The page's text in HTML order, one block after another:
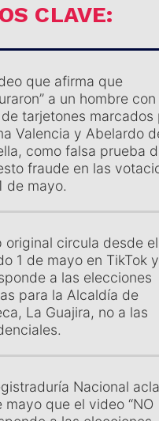
CLAVE:
que afirma que
a un hombre con
tarjetones marcados
Valencia y Abelardo
como falsa prueba
fraude en las
de mayo.
original circula desde el
1 de mayo en TikTok y
a las elecciones
para la Alcaldía de
La Guajira, no a las
Nacional
mayo que el video “NO